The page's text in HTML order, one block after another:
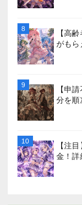
【高
がもら
【申
分を順
【注
金！詳